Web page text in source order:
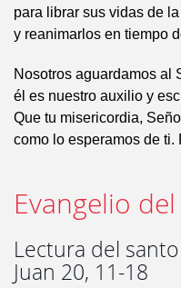
para librar sus vidas de
y reanimarlos en tiempo
Nosotros aguardamos al
él es nuestro auxilio y
Que tu misericordia,
como lo esperamos de ti.
Evangelio
Lectura del
Juan 20, 11-18